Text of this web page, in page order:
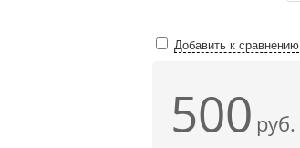
Добавить к сравнению
500 руб.